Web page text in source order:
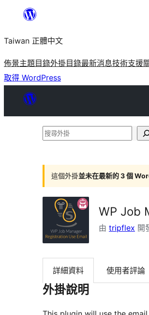
主
要
內
容
Taiwan 正體中文
佈景主題目錄外掛目錄最新消息技術支援
取得 WordPress
搜
這個外掛並未在最新的 3 個
WP Job
由 tripflex 開
詳細資料 使用者評論
外掛說明